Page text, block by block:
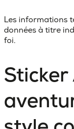
Les informations
données à titre
foi.